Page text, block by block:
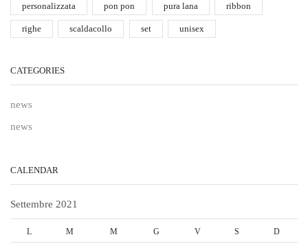
personalizzata pon pon pura lana ribbon
righe scaldacollo set unisex
CATEGORIES
news
news
CALENDAR
Settembre 2021
L M M G V S D